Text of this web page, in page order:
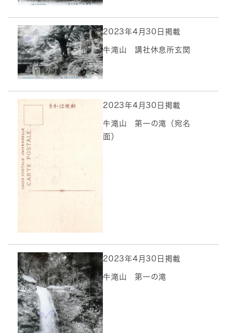
2023年4月30日掲載
牛滝山 講社休息所玄関
2023年4月30日掲載
牛滝山 第一の滝（宛名
面）
2023年4月30日掲載
牛滝山 第一の滝